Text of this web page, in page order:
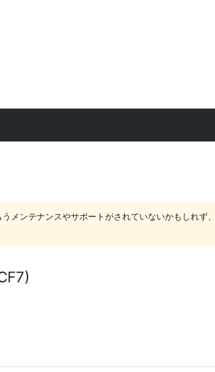
うメンテナンスやサポートがされていないかもしれず